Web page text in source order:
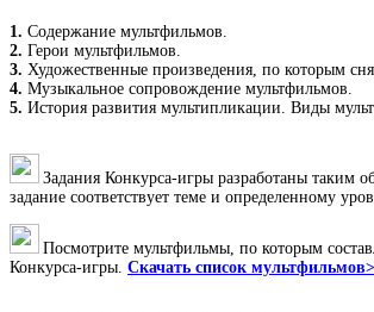
1. Содержание мультфильмов.
2. Герои мультфильмов.
3. Художественные произведения, по которым
4. Музыкальное сопровождение мультфильмов.
5. История развития мультипликации. Виды
Задания Конкурса-игры разработаны таким
задание соответствует теме и определенному
Посмотрите мультфильмы, по которым
Конкурса-игры. Скачать список